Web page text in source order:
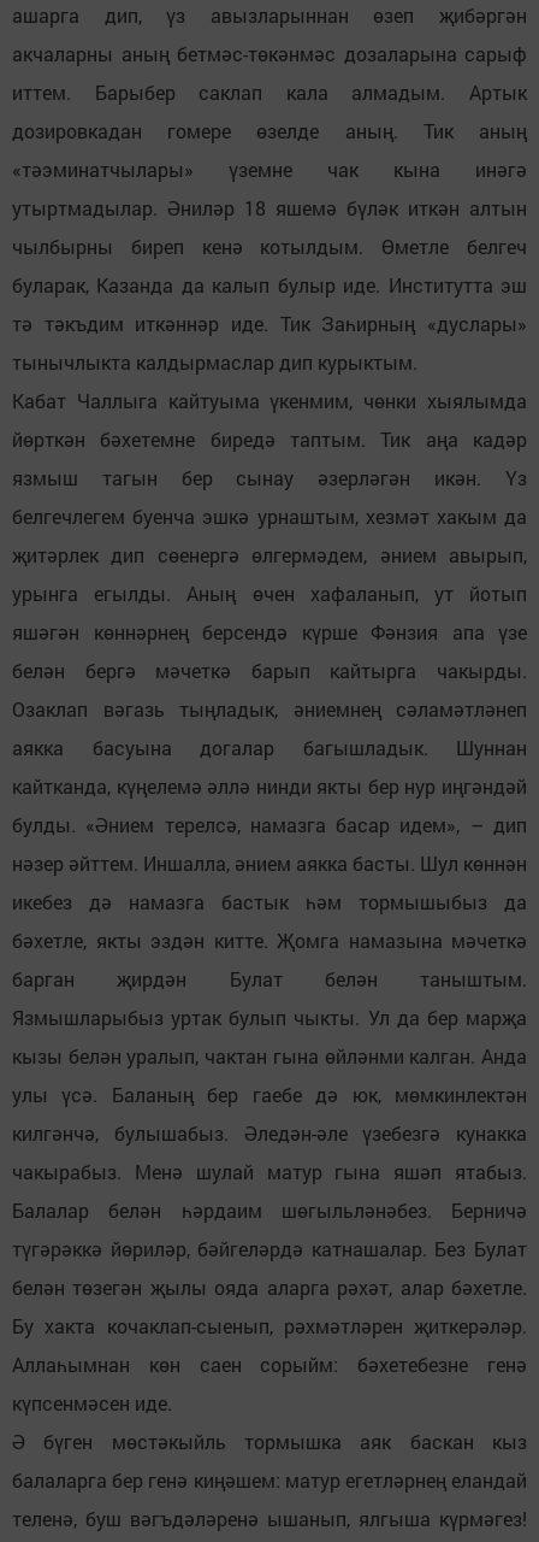
ашарга дип, үз авызларыннан өзеп җибәргән
акчаларны аның бетмәс-төкәнмәс дозаларына сарыф
иттем. Барыбер саклап кала алмадым. Артык
дозировкадан гомере өзелде аның. Тик аның
«тәэминатчылары» үземне чак кына инәгә
утыртмадылар. Әниләр 18 яшемә бүләк иткән алтын
чылбырны биреп кенә котылдым. Өметле белгеч
буларак, Казанда да калып булыр иде. Институтта эш
тә тәкъдим иткәннәр иде. Тик Заһирның «дуслары»
тынычлыкта калдырмаслар дип курыктым.
Кабат Чаллыга кайтуыма үкенмим, чөнки хыялымда
йөрткән бәхетемне биредә таптым. Тик аңа кадәр
язмыш тагын бер сынау әзерләгән икән. Үз
белгечлегем буенча эшкә урнаштым, хезмәт хакым да
җитәрлек дип сөенергә өлгермәдем, әнием авырып,
урынга егылды. Аның өчен хафаланып, ут йотып
яшәгән көннәрнең берсендә күрше Фәнзия апа үзе
белән бергә мәчеткә барып кайтырга чакырды.
Озаклап вәгазь тыңладык, әниемнең сәламәтләнеп
аякка басуына догалар багышладык. Шуннан
кайтканда, күңелемә әллә нинди якты бер нур иңгәндәй
булды. «Әнием терелсә, намазга басар идем», – дип
нәзер әйттем. Иншалла, әнием аякка басты. Шул көннән
икебез дә намазга бастык һәм тормышыбыз да
бәхетле, якты эздән китте. Җомга намазына мәчеткә
барган җирдән Булат белән таныштым.
Язмышларыбыз уртак булып чыкты. Ул да бер марҗа
кызы белән уралып, чактан гына өйләнми калган. Анда
улы үсә. Баланың бер гаебе дә юк, мөмкинлектән
килгәнчә, булышабыз. Әледән-әле үзебезгә кунакка
чакырабыз. Менә шулай матур гына яшәп ятабыз.
Балалар белән һәрдаим шөгыльләнәбез. Берничә
түгәрәккә йөриләр, бәйгеләрдә катнашалар. Без Булат
белән төзегән җылы ояда аларга рәхәт, алар бәхетле.
Бу хакта кочаклап-сыенып, рәхмәтләрен җиткерәләр.
Аллаһымнан көн саен сорыйм: бәхетебезне генә
күпсенмәсен иде.
Ә бүген мөстәкыйль тормышка аяк баскан кыз
балаларга бер генә киңәшем: матур егетләрнең еландай
теленә, буш вәгъдәләренә ышанып, ялгыша күрмәгез!